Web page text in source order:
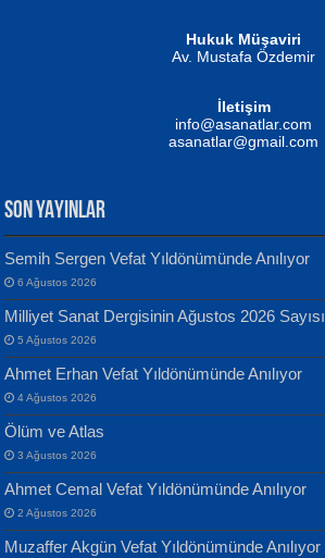
MUSTAFA KELOĞLU
Yarına İz Bırakmak...
ATİLLA ÖZEN
Sultan Olmadan Önce Eyüp...
Yılmaz Ekinci
Geceye Söylenen...
Banu Sancak
Defterimden İçeri...
Hukuk Müşaviri
Av. Mustafa Özdemir
İletişim
info@asanatlar.com
asanatlar@gmail.com
SON YAYINLAR
Semih Sergen Vefat Yıldönümünde Anılıyor
6 Ağustos 2026
Milliyet Sanat Dergisinin Ağustos 2026 Sayısı
5 Ağustos 2026
Ahmet Erhan Vefat Yıldönümünde Anılıyor
4 Ağustos 2026
Ölüm ve Atlas
3 Ağustos 2026
Ahmet Cemal Vefat Yıldönümünde Anılıyor
2 Ağustos 2026
Muzaffer Akgün Vefat Yıldönümünde Anılıyor